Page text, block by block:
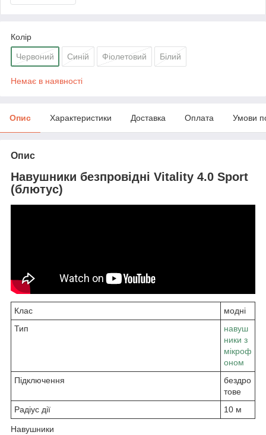
Колір
Червоний Синій Фіолетовий Білий
Немає в наявності
Опис Характеристики Доставка Оплата Умови
Опис
Навушники безпровідні Vitality 4.0 Sport
(блютус)
Клас
модні
Тип
навуш
ники з
мікроф
оном
Підключення
бездро
тове
Радіус дії
10 м
Навушники